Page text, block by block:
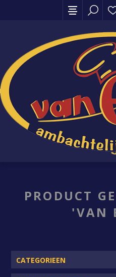
PRODUCT
'VAN
CATEGORIEEN